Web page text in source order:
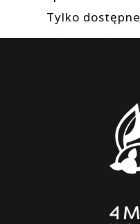
Tylko dostępne